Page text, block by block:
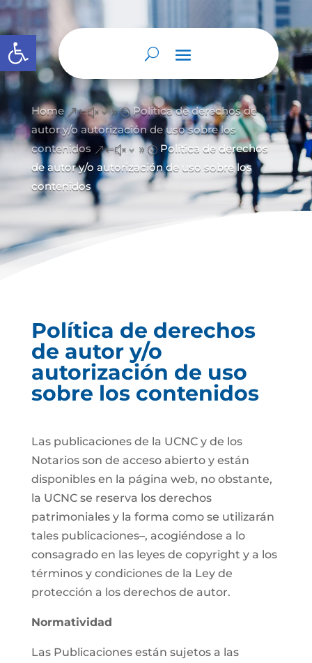
Abrir barra de herramientas
Home &#x39; Política de derechos de
autor y/o autorización de uso sobre los
contenidos &#x39; Política de derechos
de autor y/o autorización de uso sobre los
contenidos
Política de derechos
de autor y/o
autorización de uso
sobre los contenidos
Las publicaciones de la UCNC y de los
Notarios son de acceso abierto y están
disponibles en la página web, no obstante,
la UCNC se reserva los derechos
patrimoniales y la forma como se utilizarán
tales publicaciones–, acogiéndose a lo
consagrado en las leyes de copyright y a los
términos y condiciones de la Ley de
protección a los derechos de autor.
Normatividad
Las Publicaciones están sujetos a las